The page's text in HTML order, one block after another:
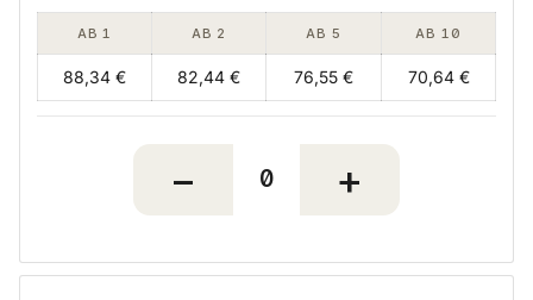
AB 1 AB 2 AB 5 AB 10
88,34 € 82,44 € 76,55 € 70,64 €